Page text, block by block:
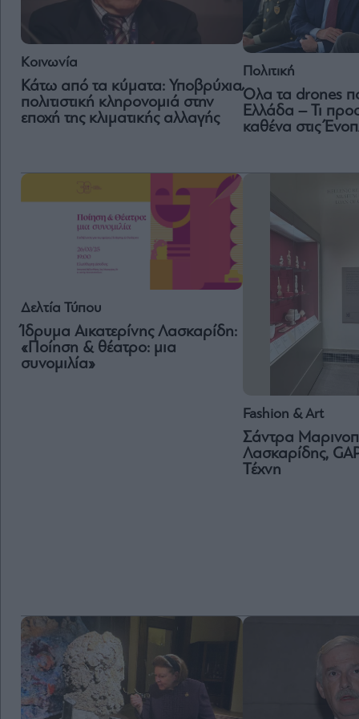
Κοινωνία
Κάτω από τα κύματα: Υποβρύχια
πολιτιστική κληρονομιά στην
εποχή της κλιματικής αλλαγής
Πολιτική
Όλα τα drones
Ελλάδα – Τι
καθένα στις
Δελτία Τύπου
Ίδρυμα Αικατερίνης Λασκαρίδη:
«Ποίηση & θέατρο: μια
συνομιλία»
Fashion & Art
Σάντρα
Λασκαρίδης,
Τέχνη